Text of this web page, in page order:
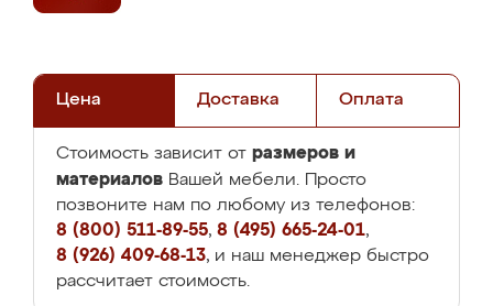
Цена Доставка Оплата
Стоимость зависит от размеров и
материалов Вашей мебели. Просто
позвоните нам по любому из телефонов:
8 (800) 511-89-55, 8 (495) 665-24-01,
8 (926) 409-68-13, и наш менеджер быстро
рассчитает стоимость.